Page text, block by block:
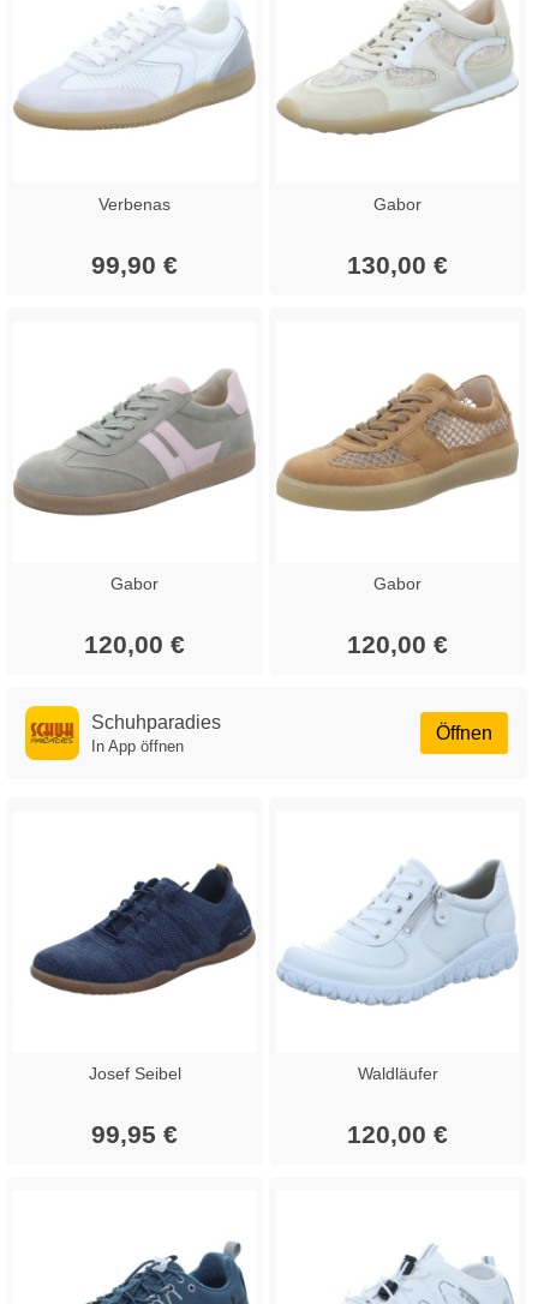
Verbenas
99,90 €
Gabor
130,00 €
Gabor
120,00 €
Gabor
120,00 €
Öffnen
Schuhparadies
In App öffnen
Josef Seibel
99,95 €
Waldläufer
120,00 €